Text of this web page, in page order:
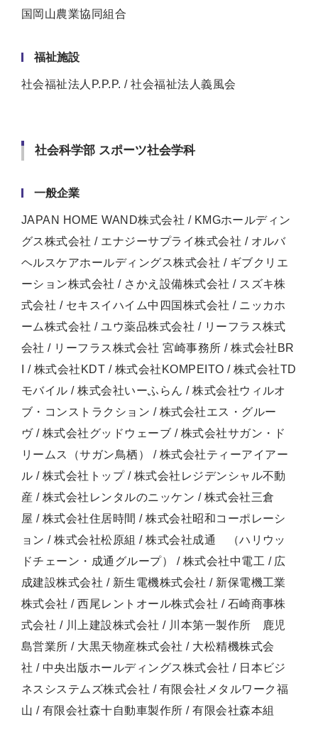
国岡山農業協同組合
福祉施設
社会福祉法人P.P.P. / 社会福祉法人義風会
社会科学部 スポーツ社会学科
一般企業
JAPAN HOME WAND株式会社 / KMGホールディン
グス株式会社 / エナジーサプライ株式会社 / オルバ
ヘルスケアホールディングス株式会社 / ギブクリエ
ーション株式会社 / さかえ設備株式会社 / スズキ株
式会社 / セキスイハイム中四国株式会社 / ニッカホ
ーム株式会社 / ユウ薬品株式会社 / リーフラス株式
会社 / リーフラス株式会社 宮崎事務所 / 株式会社BR
I / 株式会社KDT / 株式会社KOMPEITO / 株式会社TD
モバイル / 株式会社いーふらん / 株式会社ウィルオ
ブ・コンストラクション / 株式会社エス・グルー
ヴ / 株式会社グッドウェーブ / 株式会社サガン・ド
リームス（サガン鳥栖） / 株式会社ティーアイアー
ル / 株式会社トップ / 株式会社レジデンシャル不動
産 / 株式会社レンタルのニッケン / 株式会社三倉
屋 / 株式会社住居時間 / 株式会社昭和コーポレーシ
ョン / 株式会社松原組 / 株式会社成通 （ハリウッ
ドチェーン・成通グループ） / 株式会社中電工 / 広
成建設株式会社 / 新生電機株式会社 / 新保電機工業
株式会社 / 西尾レントオール株式会社 / 石崎商事株
式会社 / 川上建設株式会社 / 川本第一製作所 鹿児
島営業所 / 大黒天物産株式会社 / 大松精機株式会
社 / 中央出版ホールディングス株式会社 / 日本ビジ
ネスシステムズ株式会社 / 有限会社メタルワーク福
山 / 有限会社森十自動車製作所 / 有限会社森本組